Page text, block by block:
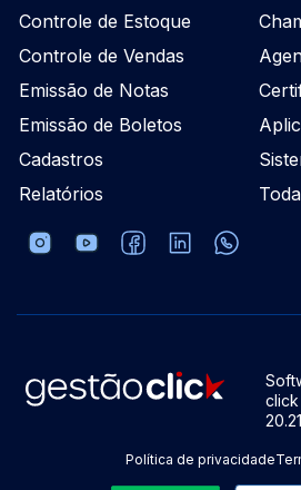
Controle de Estoque
Controle de Vendas
Emissão de Notas
Emissão de Boletos
Cadastros
Relatórios
Política de privacidade